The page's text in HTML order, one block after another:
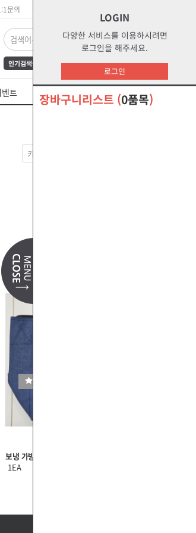
LOGIN
다양한 서비스를 이용하시려면
로그인을 해주세요.
로그인
장바구니리스트 (0품목)
문의 장바구니
인기검색어 FrAmE30 12
s1
water
부동액
glycol
s2g
오말라s2g
벤트 쉘 제품 MSDS
보냉 가방
1EA